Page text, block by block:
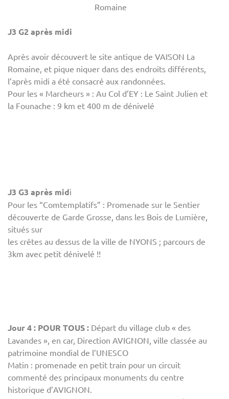
Romaine
J3 G2 après midi
Après avoir découvert le site antique de VAISON La
Romaine, et pique niquer dans des endroits différents,
l’après midi a été consacré aux randonnées.
Pour les « Marcheurs » : Au Col d’EY : Le Saint Julien et
la Founache : 9 km et 400 m de dénivelé
J3 G3 après midi
Pour les “Comtemplatifs” : Promenade sur le Sentier
découverte de Garde Grosse, dans les Bois de Lumière,
situés sur
les crêtes au dessus de la ville de NYONS ; parcours de
3km avec petit dénivelé !!
Jour 4 : POUR TOUS : Départ du village club « des
Lavandes », en car, Direction AVIGNON, ville classée au
patrimoine mondial de l’UNESCO
Matin : promenade en petit train pour un circuit
commenté des principaux monuments du centre
historique d’AVIGNON.